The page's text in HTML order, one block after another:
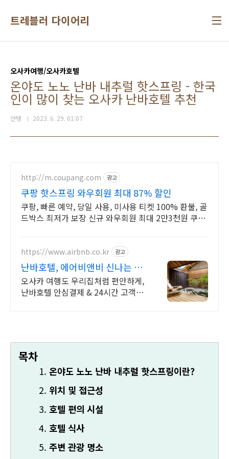
트레블러 다이어리
오사카여행/오사카호텔
온야도 노노 난바 내추럴 핫스프링 - 한국
인이 많이 찾는 오사카 난바호텔 추천
안탱 2023. 6. 29. 01:07
http://m.coupang.com 광고
쿠팡 핫스프링 와우회원 최대 87% 할인
쿠팡, 빠른 예약, 당일 사용, 미사용 티켓 100% 환불, 골
드박스 최저가 보장 신규 와우회원 최대 2만3천원 쿠폰
https://www.airbnb.co.kr 광고
난바호텔, 에어비앤비 신나는 오
사카 식도락 여행
오사카 여행도 우리집처럼 편안하게,
난바호텔 안심결제 & 24시간 고객지
목차
온야도 노노 난바 내추럴 핫스프링이란?
위치 및 접근성
호텔 편의 시설
호텔 식사
주변 관광 명소